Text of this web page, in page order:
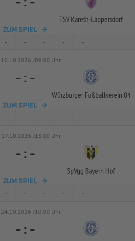
TSV Kareth-Lappersdorf
ZUM SPIEL
- - - - -
10.10.2026 /09:00 Uhr
- : -
Würzburger Fußballverein 04
ZUM SPIEL
- - - - -
17.10.2026 /13:00 Uhr
- : -
SpVgg Bayern Hof
ZUM SPIEL
- - - - -
24.10.2026 /10:00 Uhr
- : -